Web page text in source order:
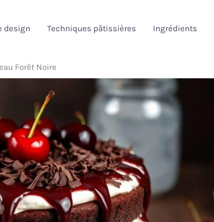
design Techniques pâtissières Ingrédients
Forêt Noire